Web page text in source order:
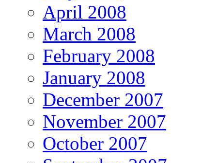
April 2008
March 2008
February 2008
January 2008
December 2007
November 2007
October 2007